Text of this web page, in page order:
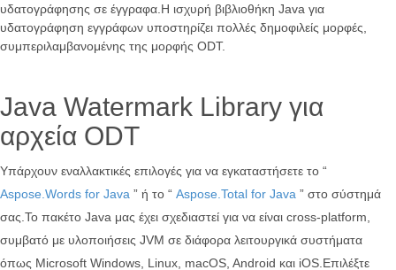
υδατογράφησης σε έγγραφα.Η ισχυρή βιβλιοθήκη Java για
υδατογράφηση εγγράφων υποστηρίζει πολλές δημοφιλείς μορφές,
συμπεριλαμβανομένης της μορφής ODT.
Java Watermark Library για
αρχεία ODT
Υπάρχουν εναλλακτικές επιλογές για να εγκαταστήσετε το “
Aspose.Words for Java ” ή το “ Aspose.Total for Java ” στο σύστημά
σας.Το πακέτο Java μας έχει σχεδιαστεί για να είναι cross-platform,
συμβατό με υλοποιήσεις JVM σε διάφορα λειτουργικά συστήματα
όπως Microsoft Windows, Linux, macOS, Android και iOS.Επιλέξτε